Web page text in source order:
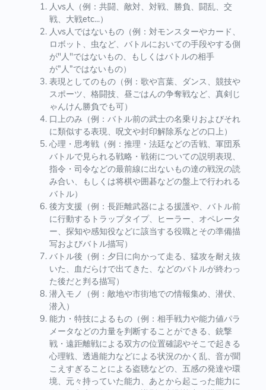
人vs人（例：共闘、敵対、対戦、勝負、闘乱、交
戦、大戦etc...）
人vs人ではないもの（例：対モンスターやカード、
ロボット、虫など、バトルにおいての手段やする側
が"人"ではないもの、もしくはバトルの相手
が”人”ではないもの）
表現としてのもの（例：歌や言葉、ダンス、競技や
スポーツ、格闘技、昼ごはんの争奪戦など、真剣じ
ゃんけん勝負でも可）
口上のみ（例：バトル前の武士の名乗りおよびそれ
に類似する表現、呪文や封印解除系などの口上）
心理・思考戦（例：推理・法廷などの舌戦、軍団系
バトルで見られる戦略・戦術についての説明表現、
指令・司令などの最前線に出ないもの達の戦況の読
み合い、もしくは将棋や囲碁などの盤上で行われる
バトル）
後方支援（例：長距離武器による援護や、バトル前
に行動するトラップタイプ、ヒーラー、オペレータ
ー、探知や感知役などに該当する役職とその準備描
写およびバトル描写）
バトル後（例：夕日に向かって走る、猛攻を耐え抜
いた、血だらけで出てきた、などのバトルが終わっ
た後だと判る描写）
潜入モノ（例：敵地や市街地での情報集め、潜伏、
潜入）
能力・特技によるもの（例：相手戦力や能力値パラ
メータなどの力量を判断することができる、銃撃
戦・遠距離戦による双方の位置確認やそこで起きる
心理戦、透過能力などによる状況のかく乱、音が聞
こえすぎることによる盗聴などの、五感の発達や環
境、元々持っていた能力、あとから起こった能力に